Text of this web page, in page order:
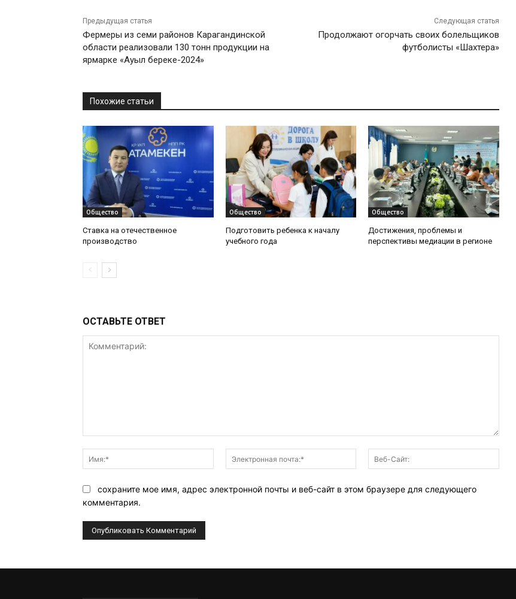
Предыдущая статья
Фермеры из семи районов Карагандинской
области реализовали 130 тонн продукции на
ярмарке «Ауыл береке-2024»
Следующая статья
Продолжают огорчать своих болельщиков
футболисты «Шахтера»
Похожие статьи
Общество
Ставка на отечественное
производство
Общество
Подготовить ребенка к началу
учебного года
Общество
Достижения, проблемы и
перспективы медиации в регионе
ОСТАВЬТЕ ОТВЕТ
Имя:*
Электронная
почта:*
Сайт:
сохраните мое имя, адрес электронной почты и веб-сайт в этом браузере для следующего
комментария.